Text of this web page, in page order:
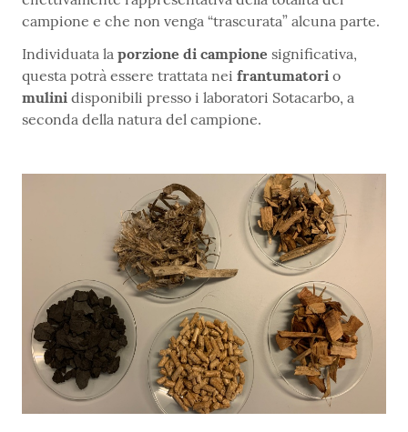
campione e che non venga “trascurata” alcuna parte.
Individuata la porzione di campione significativa,
questa potrà essere trattata nei frantumatori o
mulini disponibili presso i laboratori Sotacarbo, a
seconda della natura del campione.